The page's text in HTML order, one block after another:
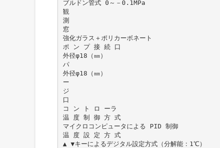
ブルドン管式 0～－0.1MPa
観
測
窓
強化ガラス＋ポリカーボネート
ポ ン プ 接 続 口
外径φ18（㎜）
パ
外径φ18（㎜）
ー
ジ
口
コ ン ト ロ ーラ
温 度 制 御 方 式
マイクロコンピュータによる PID 制御
温 度 設 定 方 式
▲ ▼キーによるデジタル設定方式（分解能：1℃）